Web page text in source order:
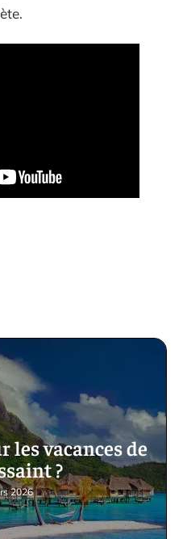
les vacances de
?
2026